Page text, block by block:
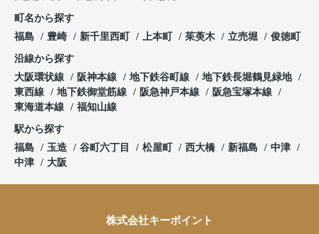
町名から探す
福島
豊崎 新千里西町 上本町 茱萸木 立売堀 俊徳町
沿線から探す
大阪環状線
阪神本線 地下鉄谷町線
地下鉄長堀鶴見緑地
東西線
地下鉄御堂筋線 阪急神戸本線
阪急宝塚本線
東海道本線
福知山線
駅から探す
福島
玉造 谷町六丁目 松屋町 西大橋 新福島
中津
中津
大阪
株式会社キーポイント